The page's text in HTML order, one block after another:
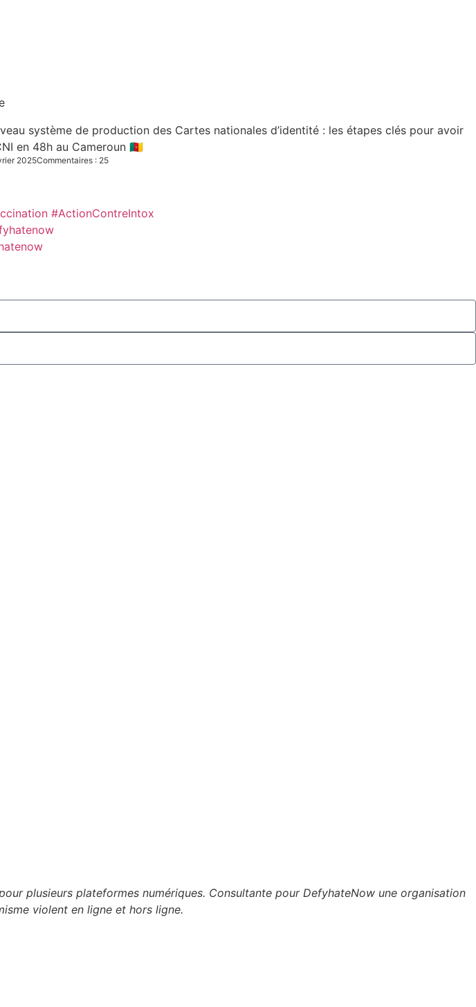
système de production des Cartes nationales d’identité : les étapes clés pour avoir
en 48h au Cameroun 🇨🇲
2025Commentaires : 25
#ActionContreIntox
plusieurs plateformes numériques. Consultante pour DefyhateNow une organisation
violent en ligne et hors ligne.